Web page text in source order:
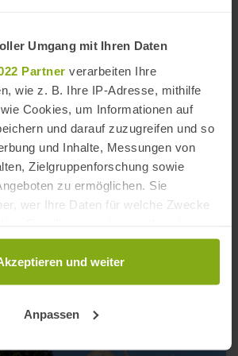
Umgang mit Ihren Daten
Partner verarbeiten Ihre
wie z. B. Ihre IP-Adresse, mithilfe
Cookies, um Informationen auf
und darauf zuzugreifen und so
und Inhalte, Messungen von
Zielgruppenforschung sowie
zu ermöglichen. Sie
wer Ihre Daten für welche Zwecke
durch Klicken auf das Privacy
oder widerrufen
über Ihre geografische Lage
und weiter
Anpassen
in Jerez